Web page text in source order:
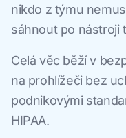
nikdo z týmu
sáhnout po nástroji
Celá věc běží v
na prohlížeči bez
podnikovými
HIPAA.